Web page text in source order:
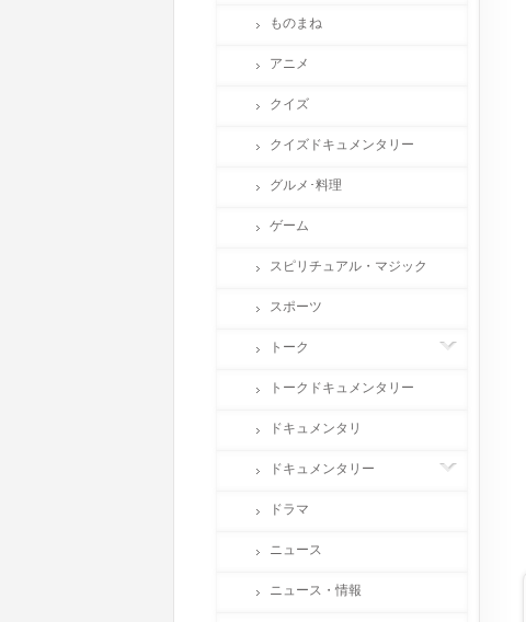
ものまね
アニメ
クイズ
クイズドキュメンタリー
グルメ･料理
ゲーム
スピリチュアル・マジック
スポーツ
トーク
トークドキュメンタリー
ドキュメンタリ
ドキュメンタリー
ドラマ
ニュース
ニュース・情報